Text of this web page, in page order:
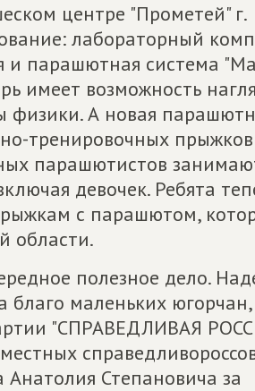
центре "Прометей" г.
лабораторный
и парашютная система
имеет возможность
физики. А новая
тренировочных
парашютистов
девочек. Ребята
с парашютом,
области.
полезное дело.
благо маленьких югорчан,
"СПРАВЕДЛИВАЯ
Степановича за